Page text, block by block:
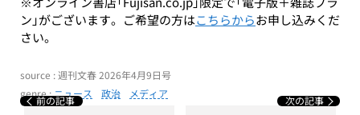
ン」がございます。ご希望の方はこちらからお申し込みくだ
さい。
source : 週刊文春 2026年4月9日号
genre :ニュース 政治 メディア
前の記事 次の記事